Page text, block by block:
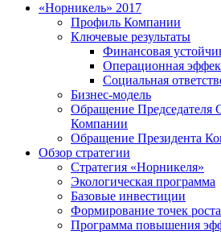
«Норникель» 2017
Профиль Компании
Ключевые результаты
Финансовая
Операционная
Социальная
Бизнес-модель
Обращение Председателя
Компании
Обращение Президента
Обзор стратегии
Стратегия «Норникеля»
Экологическая программа
Базовые инвестиции
Формирование точек роста
Программа повышения